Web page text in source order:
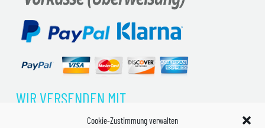
Cookie-Zustimmung verwalten
WIR VERSENDEN MIT